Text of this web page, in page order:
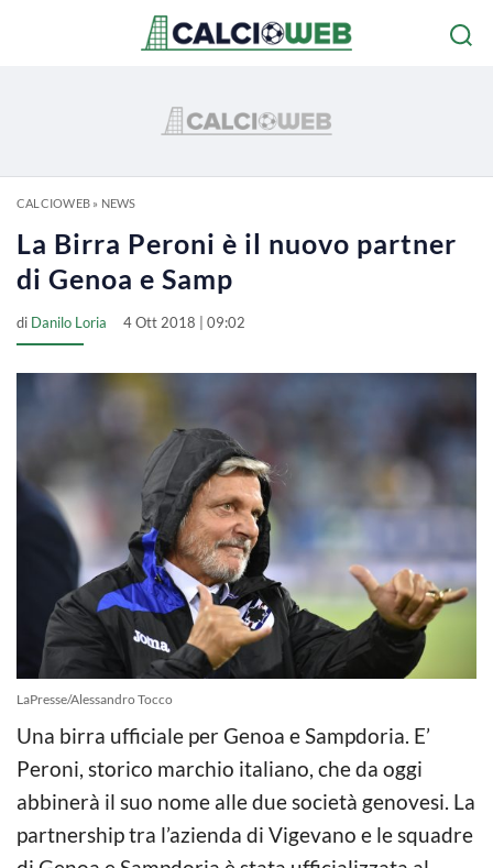
CALCIOWEB» NEWS
La Birra Peroni è il nuovo partner
di Genoa e Samp
di Danilo Loria 4 Ott 2018 | 09:02
LaPresse/Alessandro Tocco
Una birra ufficiale per Genoa e Sampdoria. E’
Peroni, storico marchio italiano, che da oggi
abbinerà il suo nome alle due società genovesi. La
partnership tra l’azienda di Vigevano e le squadre